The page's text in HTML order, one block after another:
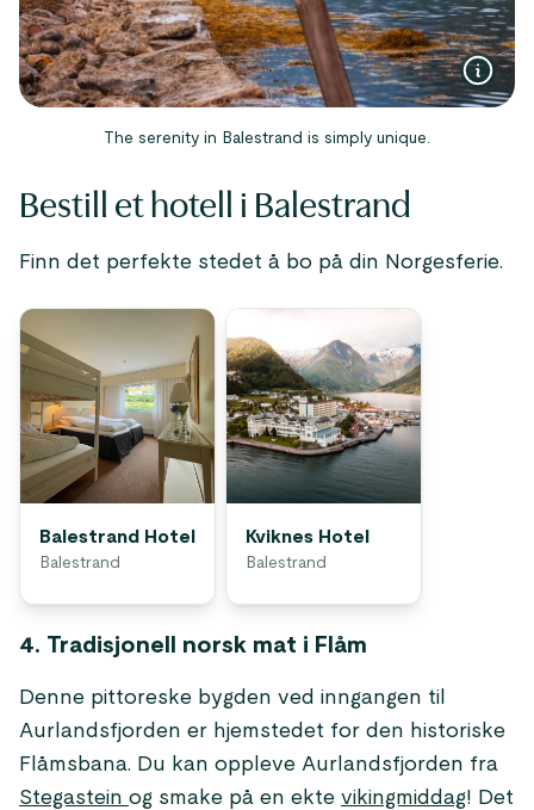
The serenity in Balestrand is simply unique.
Bestill et hotell i Balestrand
Finn det perfekte stedet å bo på din Norgesferie.
Balestrand Hotel
Balestrand
Kviknes Hotel
Balestrand
4. Tradisjonell norsk mat i Flåm
Denne pittoreske bygden ved inngangen til
Aurlandsfjorden er hjemstedet for den historiske
Flåmsbana. Du kan oppleve Aurlandsfjorden fra
Stegastein og smake på en ekte vikingmiddag! Det